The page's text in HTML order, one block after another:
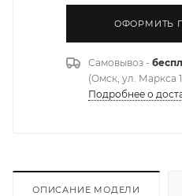
ОФОРМИТЬ
Самовывоз -
(Омск, ул. Маркса
Подробнее о
ОПИСАНИЕ МОДЕЛИ